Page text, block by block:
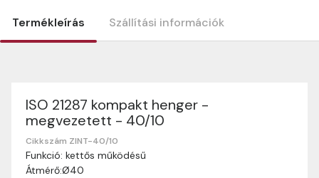
Termékleírás Szállítási információk
ISO 21287 kompakt henger -
megvezetett - 40/10
Cikkszám ZINT-40/10
Funkció: kettős működésű
Átmérő:Ø40
Szállítási információk
Nagyon köszönjük, hogy webshopunkat választottátok
vásárlásaitokhoz. Az alábbiakban megtaláljátok szállítási
információinkat, hogy a vásárlásotok gördülékenyen és
zökkenőmentesen történhessen.